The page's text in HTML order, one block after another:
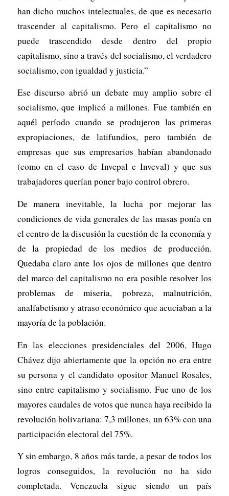
han dicho muchos intelectuales, de que es necesario
trascender al capitalismo. Pero el capitalismo no
puede trascendido desde dentro del propio
capitalismo, sino a través del socialismo, el verdadero
socialismo, con igualdad y justicia.”
Ese discurso abrió un debate muy amplio sobre el
socialismo, que implicó a millones. Fue también en
aquél período cuando se produjeron las primeras
expropiaciones, de latifundios, pero también de
empresas que sus empresarios habían abandonado
(como en el caso de Invepal e Inveval) y que sus
trabajadores querían poner bajo control obrero.
De manera inevitable, la lucha por mejorar las
condiciones de vida generales de las masas ponía en
el centro de la discusión la cuestión de la economía y
de la propiedad de los medios de producción.
Quedaba claro ante los ojos de millones que dentro
del marco del capitalismo no era posible resolver los
problemas de miseria, pobreza, malnutrición,
analfabetismo y atraso económico que acuciaban a la
mayoría de la población.
En las elecciones presidenciales del 2006, Hugo
Chávez dijo abiertamente que la opción no era entre
su persona y el candidato opositor Manuel Rosales,
sino entre capitalismo y socialismo. Fue uno de los
mayores caudales de votos que nunca haya recibido la
revolución bolivariana: 7,3 millones, un 63% con una
participación electoral del 75%.
Y sin embargo, 8 años más tarde, a pesar de todos los
logros conseguidos, la revolución no ha sido
completada. Venezuela sigue siendo un país